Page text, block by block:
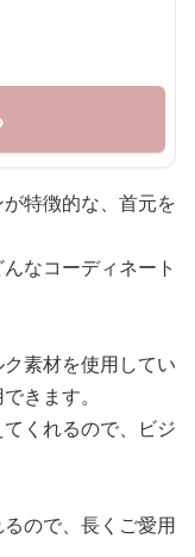
特徴的な、首元を
なコーディネート
素材を使用してい
きます。
くれるので、ビジ
ので、長くご愛用